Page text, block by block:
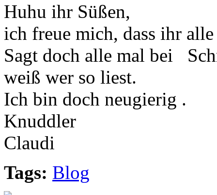
Huhu ihr Süßen,
ich freue mich, dass ihr
Sagt doch alle mal bei
weiß wer so liest.
Ich bin doch neugierig .
Knuddler
Claudi
Tags: Blog